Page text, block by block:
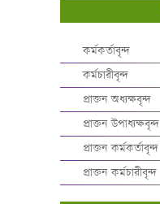
কর্মকর্তাবৃন্দ
কর্মচারীবৃন্দ
প্রাক্তন অধ্যক্ষবৃন্দ
প্রাক্তন উপাধ্যক্ষবৃন্দ
প্রাক্তন কর্মকর্তাবৃন্দ
প্রাক্তন কর্মচারীবৃন্দ